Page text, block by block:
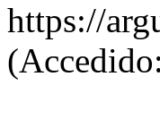
https://